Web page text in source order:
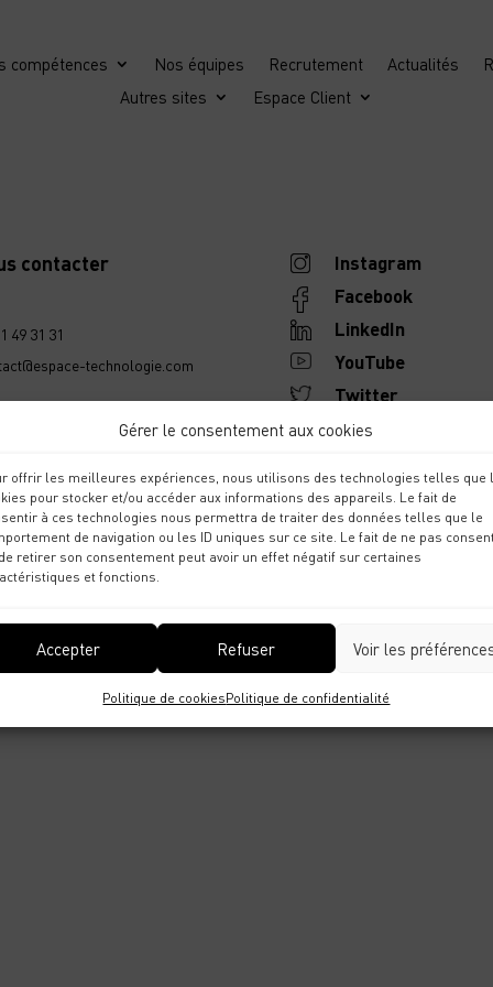
Gérer le consentement aux cookies
offrir les meilleures expériences, nous utilisons des technologies telles que
pour stocker et/ou accéder aux informations des appareils. Le fait de
à ces technologies nous permettra de traiter des données telles que le
de navigation ou les ID uniques sur ce site. Le fait de ne pas
retirer son consentement peut avoir un effet négatif sur certaines
et fonctions.
Accepter Refuser Voir les
Politique de cookiesPolitique de confidentialité
compétences Nos équipes Recrutement Actualités
Autres sites
Espace Client
contacter
49 31 31
technologie.com
Instagram
Facebook
LinkedIn
YouTube
Twitter